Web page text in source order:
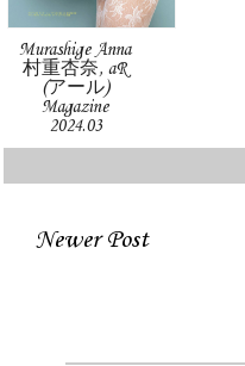
Murashige Anna
村重杏奈, aR
(アール)
Magazine
2024.03
Newer Post